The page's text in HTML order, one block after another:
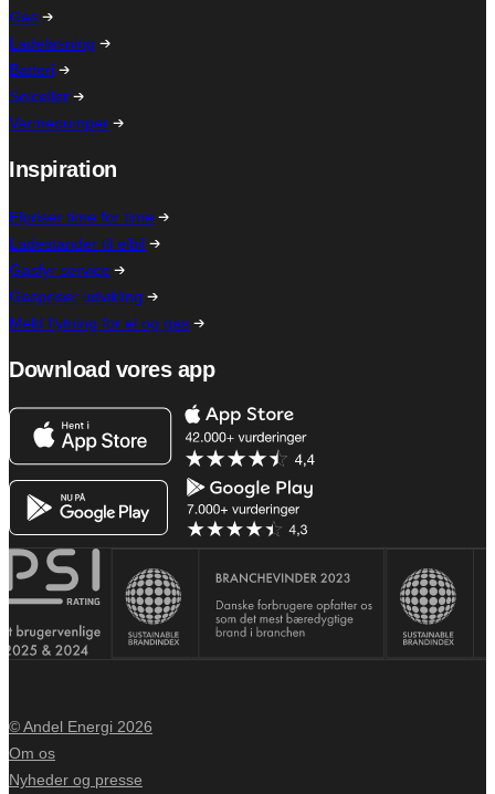
Gas
Ladeløsning
Batteri
Solceller
Varmepumper
Inspiration
Elpriser time for time
Ladestander til elbil
Gasfyr service
Gaspriser udvikling
Meld flytning for el og gas
Download vores app
© Andel Energi 2026
Om os
Nyheder og presse